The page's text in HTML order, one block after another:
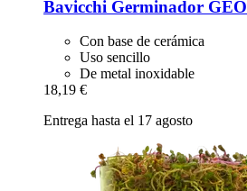
Bavicchi Germinador GEO
Con base de cerámica
Uso sencillo
De metal inoxidable
18,19 €
Entrega hasta el 17 agosto